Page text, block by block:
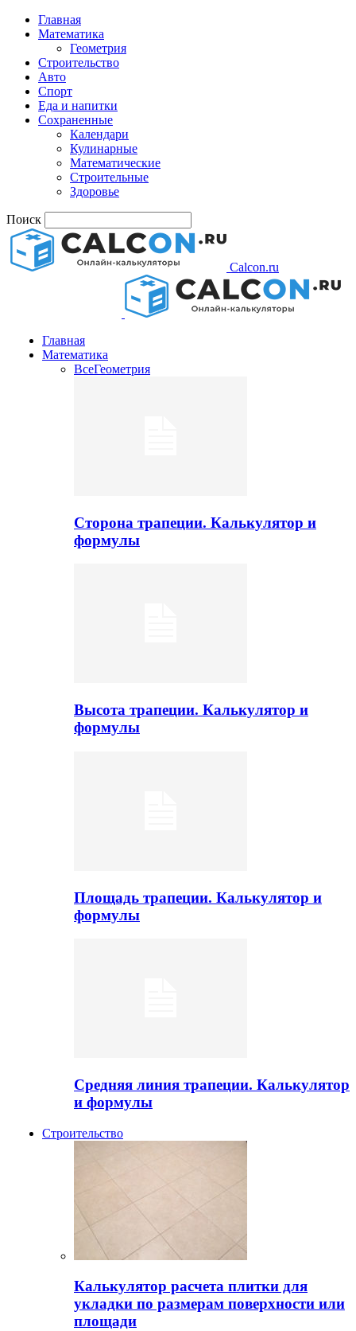
Главная
Математика
Геометрия
Строительство
Авто
Спорт
Еда и напитки
Сохраненные
Календари
Кулинарные
Математические
Строительные
Здоровье
Поиск
Calcon.ru
Главная
Математика
ВсеГеометрия
Сторона трапеции. Калькулятор и
формулы
Высота трапеции. Калькулятор и
формулы
Площадь трапеции. Калькулятор и
формулы
Средняя линия трапеции. Калькулятор
и формулы
Строительство
Калькулятор расчета плитки для
укладки по размерам поверхности или
площади